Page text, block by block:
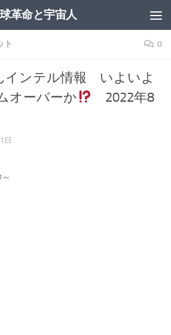
プ革命と宇宙人
ト 0
インテル情報 いよいよ
オーバーか
2022年8
日